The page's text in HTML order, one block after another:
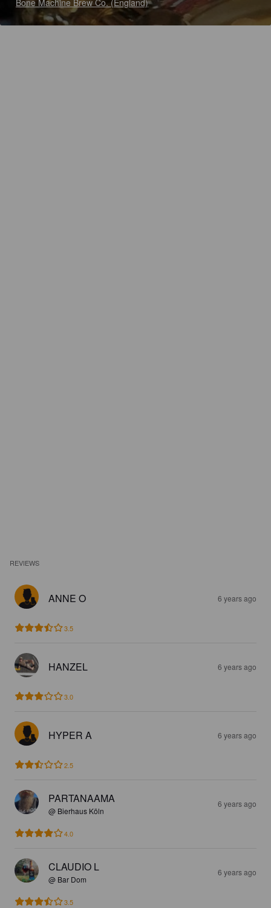
Bone Machine Brew Co. (England)
REVIEWS
ANNE O 6 years ago
3.5
HANZEL 6 years ago
3.0
HYPER A 6 years ago
2.5
PARTANAAMA
@ Bierhaus Köln
6 years ago
4.0
CLAUDIO L
@ Bar Dom
6 years ago
3.5